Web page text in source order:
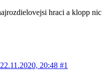
hraci a klopp nic
22.11.2020, 20:48 #1